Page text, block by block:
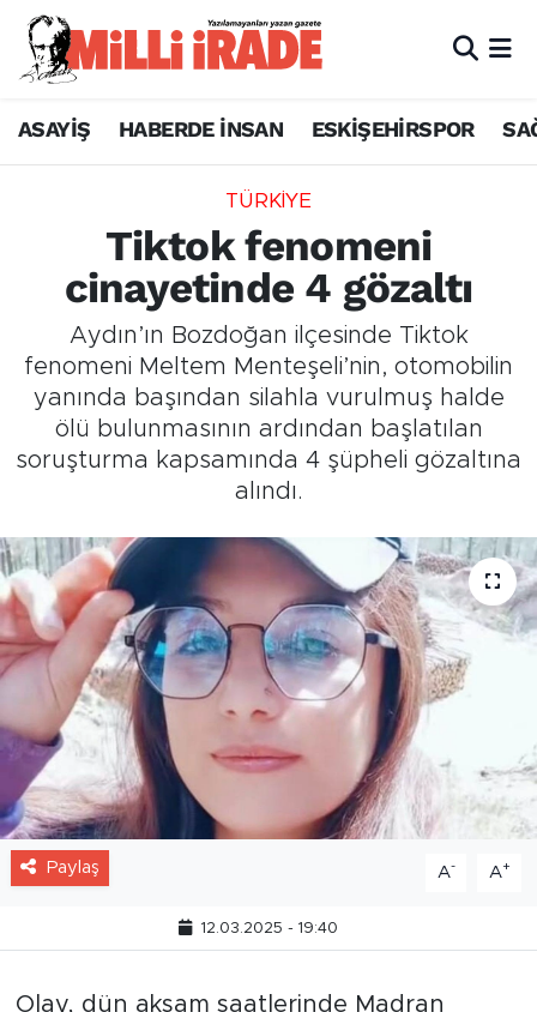
ASAYİŞ HABERDE İNSAN ESKİŞEHİRSPOR
TÜRKİYE
Tiktok fenomeni
cinayetinde 4 gözaltı
Aydın’ın Bozdoğan ilçesinde Tiktok
fenomeni Meltem Menteşeli’nin, otomobilin
yanında başından silahla vurulmuş halde
ölü bulunmasının ardından başlatılan
soruşturma kapsamında 4 şüpheli gözaltına
alındı.
Paylaş A- A+
12.03.2025 - 19:40
Olay, dün akşam saatlerinde Madran